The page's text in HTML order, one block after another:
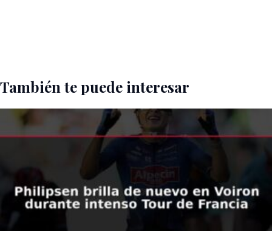
También te puede interesar